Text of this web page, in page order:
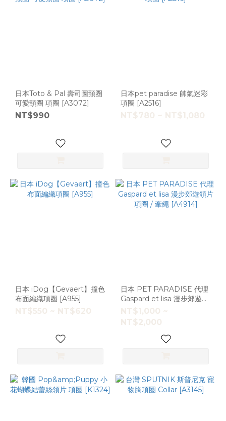
日本Toto & Pal 壽司圖頸圈
可愛頸圈 項圈 [A3072]
NT$990
日本pet paradise 帥氣迷彩
項圈 [A2516]
NT$780 ~ NT$1,080
日本 iDog【Gevaert】撞色
布面編織項圈 [A955]
NT$550 ~ NT$620
日本 PET PARADISE 代理
Gaspard et lisa 漫步郊遊領
片項圈 / 牽繩 [A4914]
NT$1,000 ~
NT$2,000